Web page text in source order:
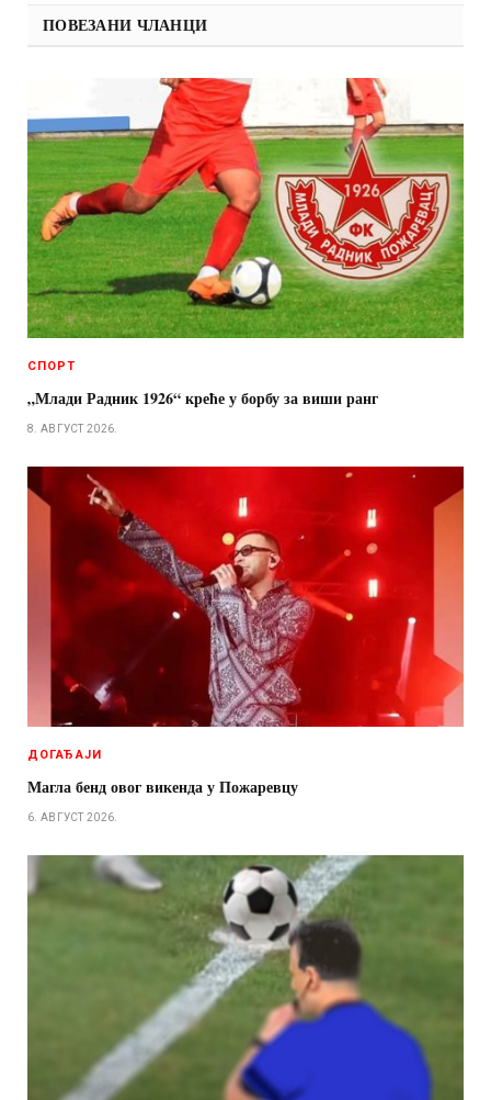
ПОВЕЗАНИ ЧЛАНЦИ
СПОРТ
„Млади Радник 1926“ креће у борбу за виши ранг
8. АВГУСТ 2026.
ДОГАЂАЈИ
Магла бенд овог викенда у Пожаревцу
6. АВГУСТ 2026.